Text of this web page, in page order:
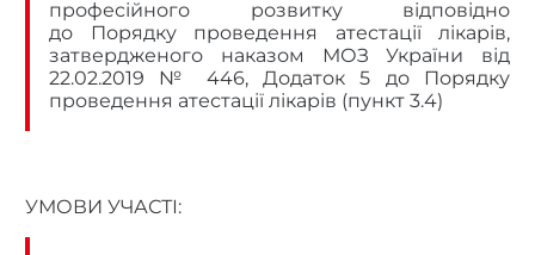
професійного розвитку відповідно
до
Порядку проведення атестації лікарів,
затвердженого наказом МОЗ України від
22.02.2019 № 446, Додаток 5 до Порядку
проведення атестації лікарів (пункт 3.4)
УМОВИ УЧАСТІ: